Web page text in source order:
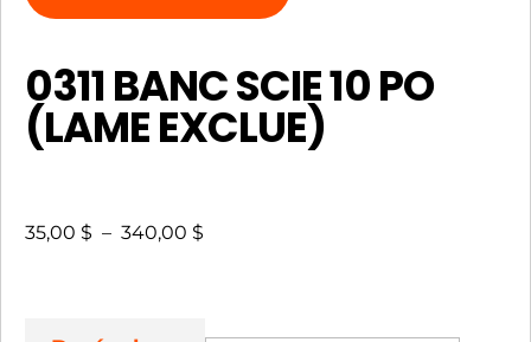
0311 BANC SCIE 10 PO
(LAME EXCLUE)
35,00 $ – 340,00 $